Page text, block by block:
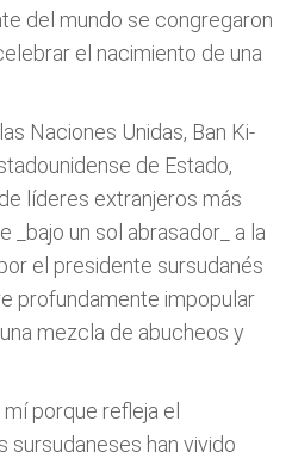
del mundo se congregaron
el nacimiento de una
Naciones Unidas, Ban Ki-
de Estado,
líderes extranjeros más
un sol abrasador_ a la
el presidente sursudanés
profundamente impopular
mezcla de abucheos y
porque refleja el
sursudaneses han vivido